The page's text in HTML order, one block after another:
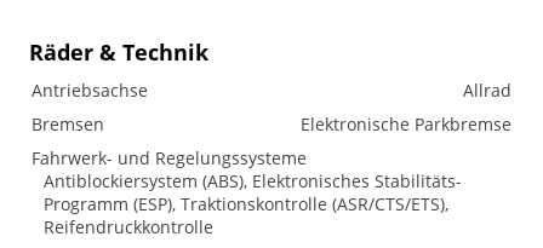
Räder & Technik
Antriebsachse
Allrad
Bremsen
Elektronische Parkbremse
Fahrwerk- und Regelungssysteme
Antiblockiersystem (ABS), Elektronisches Stabilitäts-
Programm (ESP), Traktionskontrolle (ASR/CTS/ETS),
Reifendruckkontrolle